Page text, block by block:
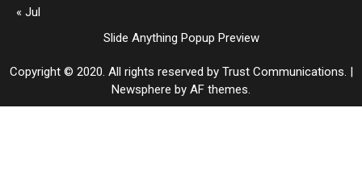
« Jul
Slide Anything Popup Preview
Copyright © 2020. All rights reserved by Trust Communications. |
Newsphere by AF themes.